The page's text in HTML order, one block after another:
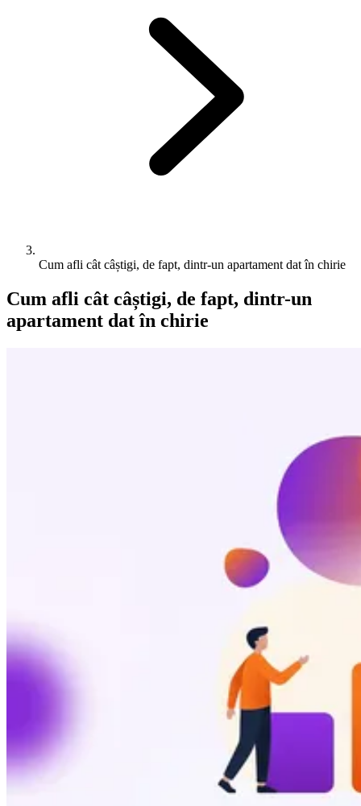
Cum afli cât câștigi, de fapt, dintr-un apartament dat în chirie
Cum afli cât câștigi, de fapt, dintr-un
apartament dat în chirie